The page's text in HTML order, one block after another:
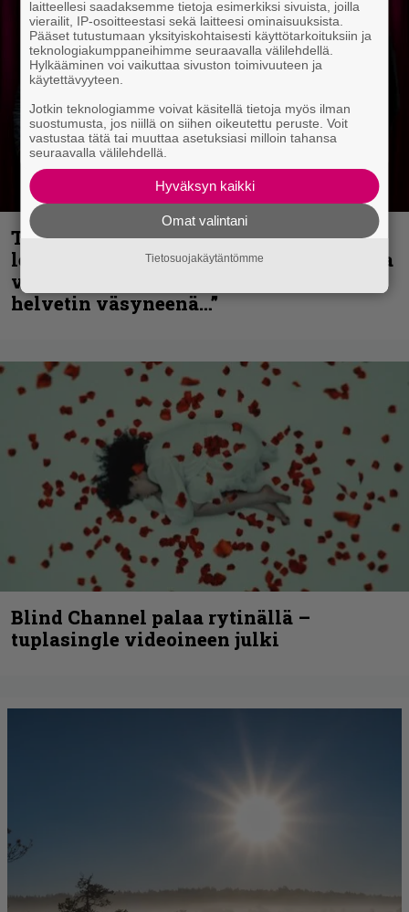
Thrash ’n’ roll -yhtye Madred ryydittää
levyjulkaisua keikkareissulla kuvatulla
videolla – ”Oltiin pakussa kusihädässä
helvetin väsyneenä…”
Blind Channel palaa rytinällä –
tuplasingle videoineen julki
laitteellesi saadaksemme tietoja esimerkiksi sivuista, joilla
vierailit, IP-osoitteestasi sekä laitteesi ominaisuuksista.
Pääset tutustumaan yksityiskohtaisesti käyttötarkoituksiin ja
teknologiakumppaneihimme seuraavalla välilehdellä.
Hylkääminen voi vaikuttaa sivuston toimivuuteen ja
käytettävyyteen.
Jotkin teknologiamme voivat käsitellä tietoja myös ilman
suostumusta, jos niillä on siihen oikeutettu peruste. Voit
vastustaa tätä tai muuttaa asetuksiasi milloin tahansa
seuraavalla välilehdellä.
Hyväksyn kaikki
Omat valintani
Tietosuojakäytäntömme